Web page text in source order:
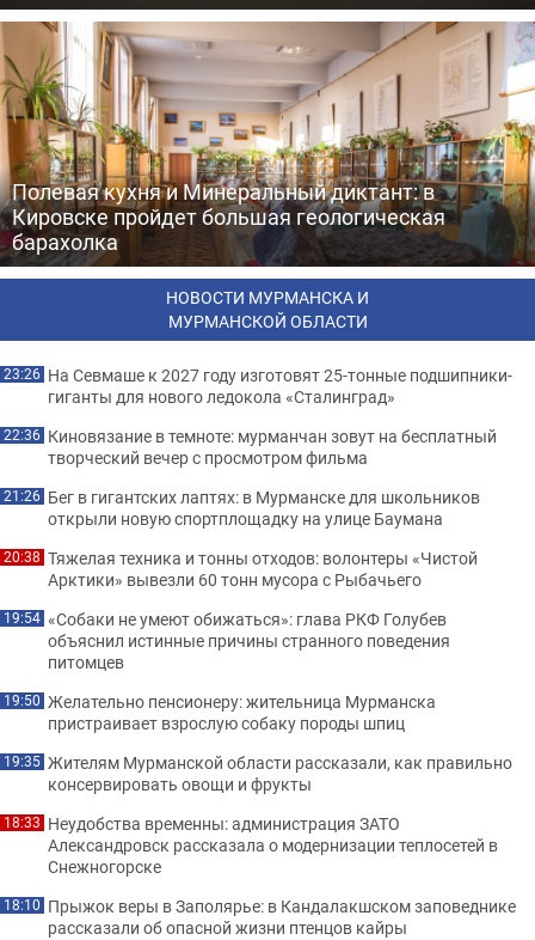
Полевая кухня и Минеральный диктант: в
Кировске пройдет большая геологическая
барахолка
НОВОСТИ МУРМАНСКА И
МУРМАНСКОЙ ОБЛАСТИ
23:26 На Севмаше к 2027 году изготовят 25-тонные подшипники-
гиганты для нового ледокола «Сталинград»
22:36 Киновязание в темноте: мурманчан зовут на бесплатный
творческий вечер с просмотром фильма
21:26 Бег в гигантских лаптях: в Мурманске для школьников
открыли новую спортплощадку на улице Баумана
20:38 Тяжелая техника и тонны отходов: волонтеры «Чистой
Арктики» вывезли 60 тонн мусора с Рыбачьего
19:54 «Собаки не умеют обижаться»: глава РКФ Голубев
объяснил истинные причины странного поведения
питомцев
19:50 Желательно пенсионеру: жительница Мурманска
пристраивает взрослую собаку породы шпиц
19:35 Жителям Мурманской области рассказали, как правильно
консервировать овощи и фрукты
18:33 Неудобства временны: администрация ЗАТО
Александровск рассказала о модернизации теплосетей в
Снежногорске
18:10 Прыжок веры в Заполярье: в Кандалакшском заповеднике
рассказали об опасной жизни птенцов кайры